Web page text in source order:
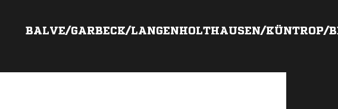
BALVE/GARBECK/LANGENHOLTHAUSEN/KÜNTROP/